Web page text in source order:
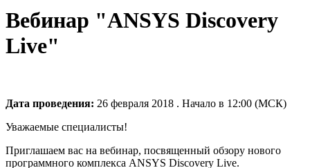
Вебинар "ANSYS Discovery
Live"
Дата проведения: 26 февраля 2018 . Начало в 12:00 (МСК)
Уважаемые специалисты!
Приглашаем вас на вебинар, посвященный обзору нового
программного комплекса ANSYS Discovery Live.